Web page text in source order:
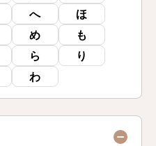
へ
ほ
め
も
ら
り
わ